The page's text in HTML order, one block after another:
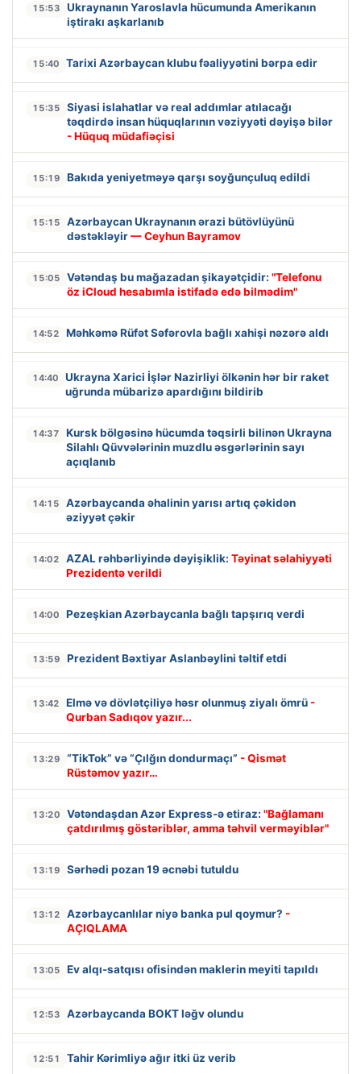
15:53
Ukraynanın Yaroslavla hücumunda Amerikanın
iştirakı aşkarlanıb
15:40 Tarixi Azərbaycan klubu fəaliyyətini bərpa edir
15:35
Siyasi islahatlar və real addımlar atılacağı
təqdirdə insan hüquqlarının vəziyyəti dəyişə bilər
- Hüquq müdafiəçisi
15:19 Bakıda yeniyetməyə qarşı soyğunçuluq edildi
15:15
Azərbaycan Ukraynanın ərazi bütövlüyünü
dəstəkləyir— Ceyhun Bayramov
15:05 Vətəndaş bu mağazadan şikayətçidir: "Telefonu
öz iCloud hesabımla istifadə edə bilmədim"
14:52 Məhkəmə Rüfət Səfərovla bağlı xahişi nəzərə aldı
14:40
Ukrayna Xarici İşlər Nazirliyi ölkənin hər bir raket
uğrunda mübarizə apardığını bildirib
14:37
Kursk bölgəsinə hücumda təqsirli bilinən Ukrayna
Silahlı Qüvvələrinin muzdlu əsgərlərinin sayı
açıqlanıb
14:15
Azərbaycanda əhalinin yarısı artıq çəkidən
əziyyət çəkir
14:02 AZAL rəhbərliyində dəyişiklik: Təyinat səlahiyyəti
Prezidentə verildi
14:00 Pezeşkian Azərbaycanla bağlı tapşırıq verdi
13:59 Prezident Bəxtiyar Aslanbəylini təltif etdi
13:42 Elmə və dövlətçiliyə həsr olunmuş ziyalı ömrü -
Qurban Sadıqov yazır...
13:29 “TikTok” və “Çılğın dondurmaçı” - Qismət
Rüstəmov yazır…
13:20 Vətəndaşdan Azər Express-ə etiraz: "Bağlamanı
çatdırılmış göstəriblər, amma təhvil verməyiblər"
13:19 Sərhədi pozan 19 əcnəbi tutuldu
13:12 Azərbaycanlılar niyə banka pul qoymur? -
AÇIQLAMA
13:05 Ev alqı-satqısı ofisindən maklerin meyiti tapıldı
12:53 Azərbaycanda BOKT ləğv olundu
12:51 Tahir Kərimliyə ağır itki üz verib